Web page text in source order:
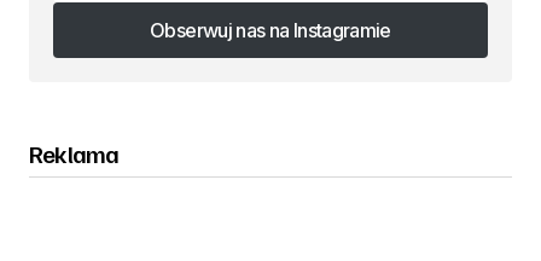
Obserwuj nas na Instagramie
Obserwuj nas na Instagramie
Reklama